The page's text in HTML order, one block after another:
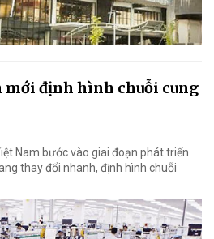
mới định hình chuỗi cung
Nam bước vào giai đoạn phát triển
thay đổi nhanh, định hình chuỗi